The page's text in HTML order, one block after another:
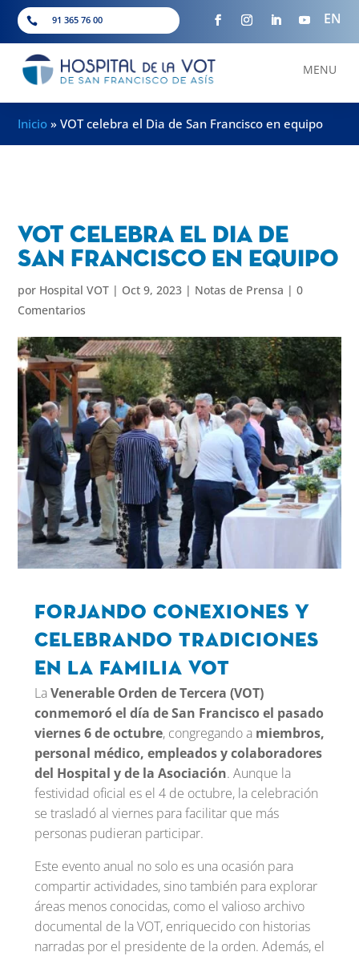
 91 365 76 00 EN
MENU
Inicio » VOT celebra el Dia de San Francisco en equipo
VOT celebra el Dia de
San Francisco en equipo
por Hospital VOT | Oct 9, 2023 | Notas de Prensa |0
Comentarios
Forjando conexiones y
celebrando tradiciones
en la Familia VOT
LaVenerable Orden de Tercera (VOT)
conmemoró el día de San Francisco el pasado
viernes 6 de octubre, congregando a miembros,
personal médico, empleados y colaboradores
del Hospital y de la Asociación. Aunque la
festividad oficial es el 4 de octubre, la celebración
se trasladó al viernes para facilitar que más
personas pudieran participar.
Este evento anual no solo es una ocasión para
compartir actividades, sino también para explorar
áreas menos conocidas, como el valioso archivo
documental de la VOT, enriquecido con historias
narradas por el presidente de la orden. Además, el